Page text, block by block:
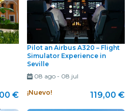
€
Pilot an Airbus A320 – Flight
Simulator Experience in
Seville
08 ago- 08 jul
¡Nuevo! 119,00 €